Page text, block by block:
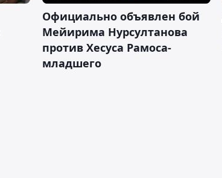
Официально объявлен бой
Мейирима Нурсултанова
против Хесуса Рамоса-
младшего